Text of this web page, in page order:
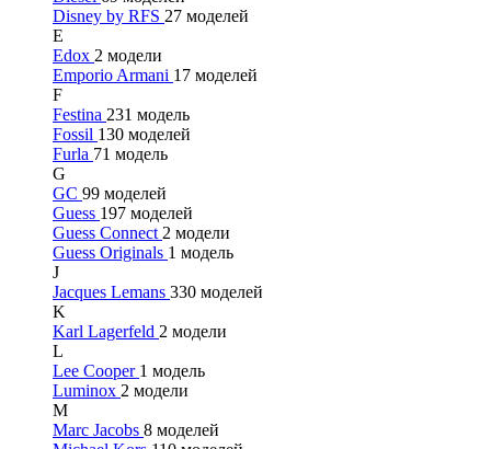
Disney by RFS 27 моделей
E
Edox 2 модели
Emporio Armani 17 моделей
F
Festina 231 модель
Fossil 130 моделей
Furla 71 модель
G
GC 99 моделей
Guess 197 моделей
Guess Connect 2 модели
Guess Originals 1 модель
J
Jacques Lemans 330 моделей
K
Karl Lagerfeld 2 модели
L
Lee Cooper 1 модель
Luminox 2 модели
M
Marc Jacobs 8 моделей